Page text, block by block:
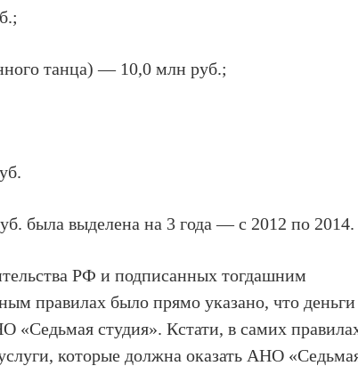
танца) — 10,0 млн руб.;
была выделена на 3 года — с 2012 по 2014.
РФ и подписанных тогдашним
правилах было прямо указано, что деньги
«Седьмая студия». Кстати, в самих
которые должна оказать АНО